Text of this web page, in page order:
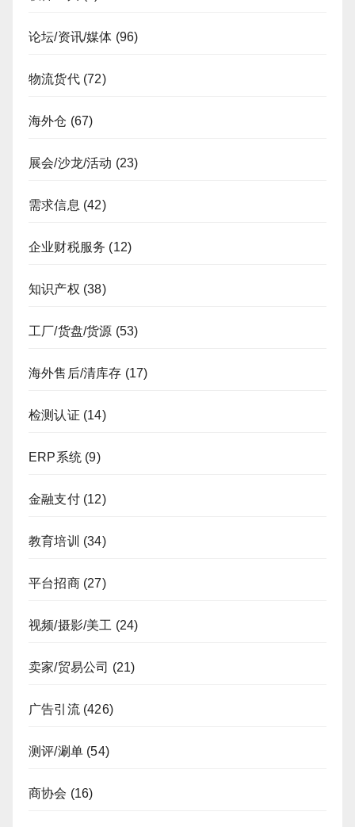
论坛/资讯/媒体 (96)
物流货代(72)
海外仓 (67)
展会/沙龙/活动 (23)
需求信息 (42)
企业财税服务 (12)
知识产权 (38)
工厂/货盘/货源 (53)
海外售后/清库存 (17)
检测认证 (14)
ERP系统 (9)
金融支付(12)
教育培训 (34)
平台招商(27)
视频/摄影/美工 (24)
卖家/贸易公司 (21)
广告引流(426)
测评/涮单 (54)
商协会 (16)